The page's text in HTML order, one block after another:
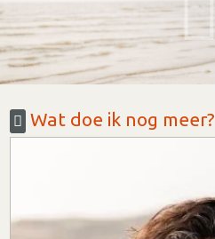
Wat doe ik nog meer?